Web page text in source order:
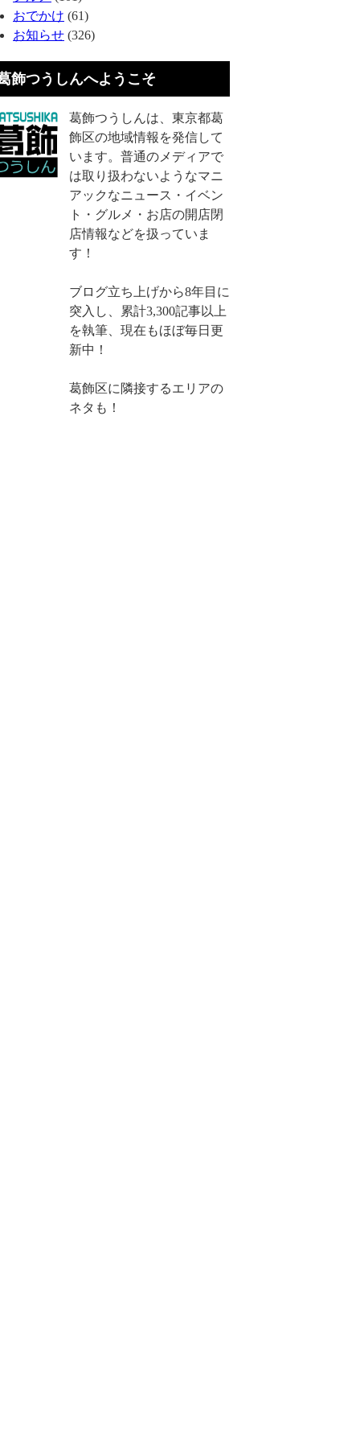
おでかけ (61)
お知らせ (326)
飾つうしんへようこそ
葛飾つうしんは、東京都葛
飾区の地域情報を発信して
います。普通のメディアで
は取り扱わないようなマニ
アックなニュース・イベン
ト・グルメ・お店の開店閉
店情報などを扱っていま
す！
ブログ立ち上げから8年目に
突入し、累計3,300記事以上
を執筆、現在もほぼ毎日更
新中！
葛飾区に隣接するエリアの
ネタも！